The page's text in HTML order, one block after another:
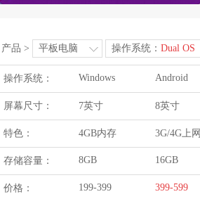
产品 > 平板电脑 操作系统： Dual OS
操作系统： Windows Android
屏幕尺寸： 7英寸 8英寸
特色： 4GB内存 3G/4G上网
存储容量： 8GB 16GB
价格： 199-399 399-599